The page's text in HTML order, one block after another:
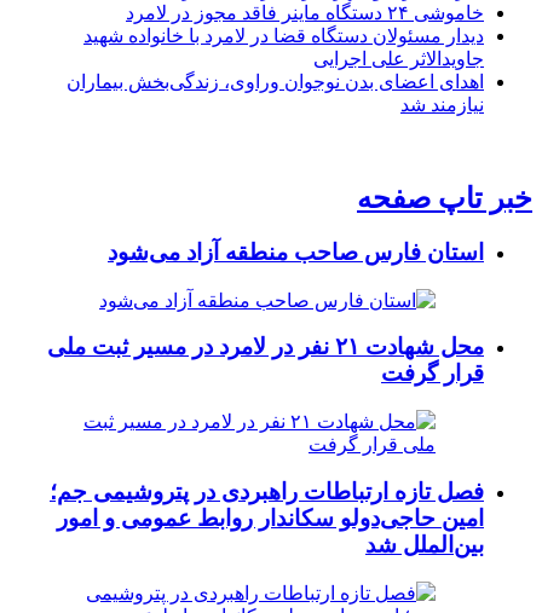
خاموشی ۲۴ دستگاه ماینر فاقد مجوز در لامرد
دیدار مسئولان دستگاه قضا در لامرد با خانواده شهید
جاویدالاثر علی اجرایی
اهدای اعضای بدن نوجوان وراوی، زندگی‌بخش بیماران
نیازمند شد
خبر تاپ صفحه
استان فارس صاحب منطقه آزاد می‌شود
محل شهادت ۲۱ نفر در لامرد در مسیر ثبت ملی
قرار گرفت
فصل تازه ارتباطات راهبردی در پتروشیمی جم؛
امین حاجی‌دولو سکاندار روابط عمومی و امور
بین‌الملل شد